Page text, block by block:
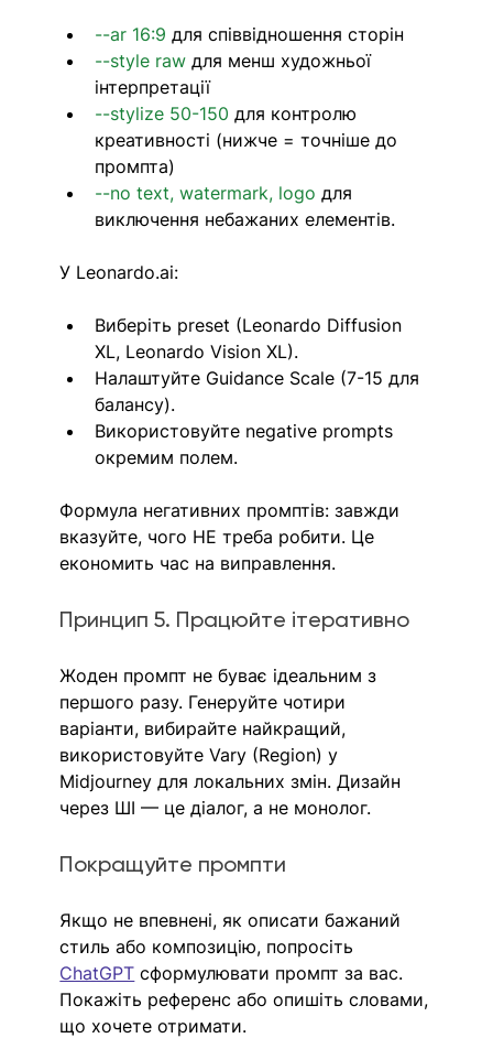
--ar 16:9 для співвідношення сторін
--style raw для менш художньої
інтерпретації
--stylize 50-150 для контролю
креативності (нижче = точніше до
промпта)
--no text, watermark, logo для
виключення небажаних елементів.
У Leonardo.ai:
Виберіть preset (Leonardo Diffusion
XL, Leonardo Vision XL).
Налаштуйте Guidance Scale (7-15 для
балансу).
Використовуйте negative prompts
окремим полем.
Формула негативних промптів: завжди
вказуйте, чого НЕ треба робити. Це
економить час на виправлення.
Принцип 5. Працюйте ітеративно
Жоден промпт не буває ідеальним з
першого разу. Генеруйте чотири
варіанти, вибирайте найкращий,
використовуйте Vary (Region) у
Midjourney для локальних змін. Дизайн
через ШІ — це діалог, а не монолог.
Покращуйте промпти
Якщо не впевнені, як описати бажаний
стиль або композицію, попросіть
ChatGPT сформулювати промпт за вас.
Покажіть референс або опишіть словами,
що хочете отримати.